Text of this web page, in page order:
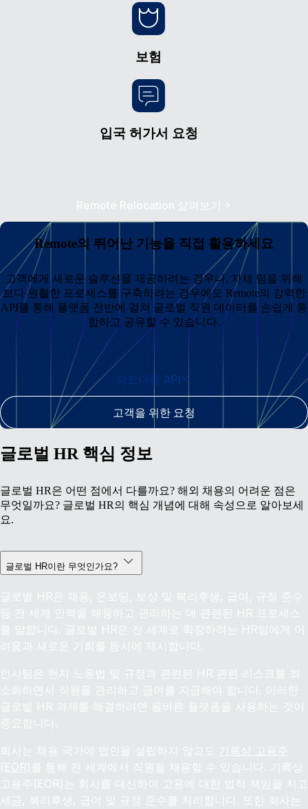
보험
입국 허가서 요청
Remote Relocation 살펴보기
Remote의 뛰어난 기능을 직접 활용하세요
고객에게 새로운 솔루션을 제공하려는 경우나, 자체 팀을 위해
보다 원활한 프로세스를 구축하려는 경우에도 Remote의 강력한
API를 통해 플랫폼 전반에 걸쳐 글로벌 직원 데이터를 손쉽게 통
합하고 공유할 수 있습니다.
파트너용 API
고객을 위한 요청
글로벌 HR 핵심 정보
글로벌 HR은 어떤 점에서 다를까요? 해외 채용의 어려운 점은
무엇일까요? 글로벌 HR의 핵심 개념에 대해 속성으로 알아보세
요.
글로벌 HR이란 무엇인가요?
글로벌 HR은 채용, 온보딩, 보상 및 복리후생, 급여, 규정 준수
등 전 세계 인력을 채용하고 관리하는 데 관련된 HR 프로세스
를 말합니다. 글로벌 HR은 전 세계로 확장하려는 HR팀에게 어
려움과 새로운 기회를 동시에 제시합니다.
인사팀은 현지 노동법 및 규정과 관련된 HR 관련 리스크를 최
소화하면서 직원을 관리하고 급여를 지급해야 합니다. 이러한
글로벌 HR 과제를 해결하려면 올바른 플랫폼을 사용하는 것이
중요합니다.
회사는 채용 국가에 법인을 설립하지 않고도
기록상 고용주
(EOR) 를 통해 전 세계에서 직원을 채용할 수 있습니다. 기록상
고용주(EOR)는 회사를 대신하여 고용에 대한 법적 책임을 지고
세금, 복리후생, 급여 및 규정 준수를 처리합니다. 또한 회사는